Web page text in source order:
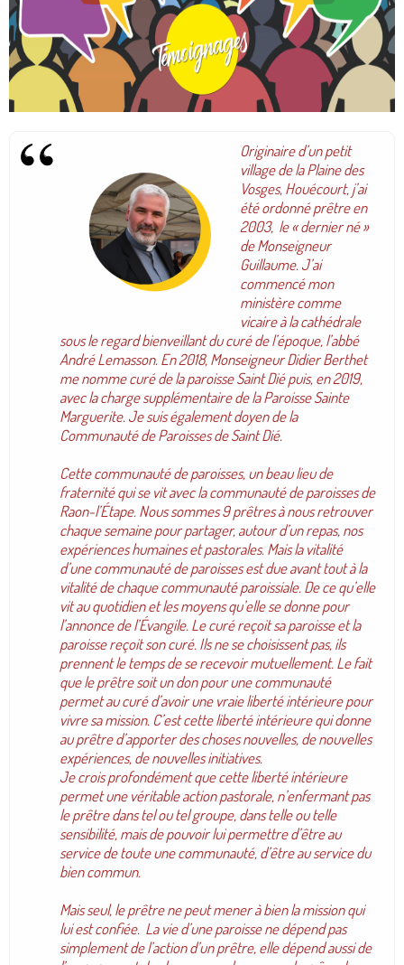
Originaire d’un petit
village de la Plaine des
Vosges, Houécourt, j’ai
été ordonné prêtre en
2003, le « dernier né »
de Monseigneur
Guillaume. J’ai
commencé mon
ministère comme
vicaire à la cathédrale
sous le regard bienveillant du curé de l’époque, l’abbé
André Lemasson. En 2018, Monseigneur Didier Berthet
me nomme curé de la paroisse Saint Dié puis, en 2019,
avec la charge supplémentaire de la Paroisse Sainte
Marguerite. Je suis également doyen de la
Communauté de Paroisses de Saint Dié.
Cette communauté de paroisses, un beau lieu de
fraternité qui se vit avec la communauté de paroisses de
Raon-l’Étape. Nous sommes 9 prêtres à nous retrouver
chaque semaine pour partager, autour d’un repas, nos
expériences humaines et pastorales. Mais la vitalité
d’une communauté de paroisses est due avant tout à la
vitalité de chaque communauté paroissiale. De ce qu’elle
vit au quotidien et les moyens qu’elle se donne pour
l’annonce de l’Évangile. Le curé reçoit sa paroisse et la
paroisse reçoit son curé. Ils ne se choisissent pas, ils
prennent le temps de se recevoir mutuellement. Le fait
que le prêtre soit un don pour une communauté
permet au curé d’avoir une vraie liberté intérieure pour
vivre sa mission. C’est cette liberté intérieure qui donne
au prêtre d’apporter des choses nouvelles, de nouvelles
expériences, de nouvelles initiatives.
Je crois profondément que cette liberté intérieure
permet une véritable action pastorale, n’enfermant pas
le prêtre dans tel ou tel groupe, dans telle ou telle
sensibilité, mais de pouvoir lui permettre d’être au
service de toute une communauté, d’être au service du
bien commun.
Mais seul, le prêtre ne peut mener à bien la mission qui
lui est confiée. La vie d’une paroisse ne dépend pas
simplement de l’action d’un prêtre, elle dépend aussi de